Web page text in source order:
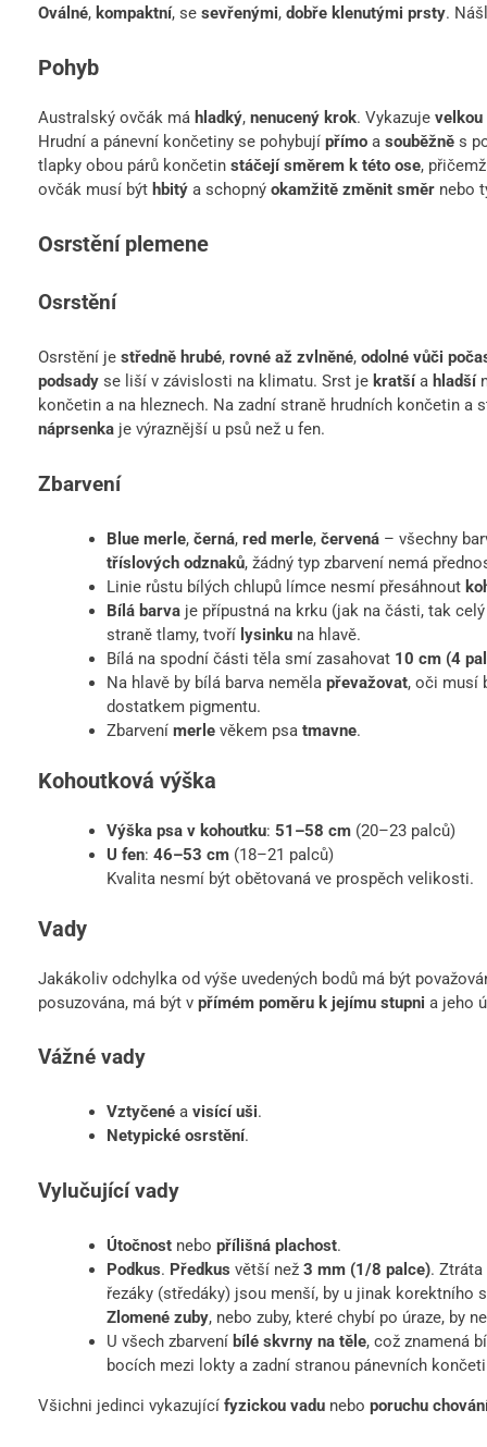
Oválné, kompaktní, se sevřenými, dobře klenutými prsty.
Pohyb
Australský ovčák má hladký, nenucený krok. Vykazuje velkou
Hrudní a pánevní končetiny se pohybují přímo a souběžně s
tlapky obou párů končetin stáčejí směrem k této ose,
ovčák musí být hbitý a schopný okamžitě změnit směr nebo
Osrstění plemene
Osrstění
Osrstění je středně hrubé, rovné až zvlněné, odolné vůči
podsady se liší v závislosti na klimatu. Srst je kratšía hladší
končetin a na hleznech. Na zadní straně hrudních končetin a
náprsenka je výraznější u psů než u fen.
Zbarvení
Blue merle, černá, red merle, červená– všechny
tříslových odznaků, žádný typ zbarvení nemá
Linie růstu bílých chlupů límce nesmí přesáhnout
Bílá barvaje přípustná na krku (jak na části, tak
straně tlamy, tvoří lysinkuna hlavě.
Bílá na spodní části těla smí zasahovat 10 cm (4
Na hlavě by bílá barva neměla převažovat, oči musí
dostatkem pigmentu.
Zbarvení merlevěkem psa tmavne.
Kohoutková výška
Výška psa v kohoutku: 51–58 cm(20–23 palců)
U fen: 46–53 cm(18–21 palců)
Kvalita nesmí být obětovaná ve prospěch velikosti.
Vady
Jakákoliv odchylka od výše uvedených bodů má být
posuzována, má být v přímém poměru k jejímu stupni a jeho
Vážné vady
Vztyčenéa visící uši.
Netypické osrstění.
Vylučující vady
Útočnostnebo přílišná plachost.
Podkus. Předkus větší než 3 mm (1/8 palce). Ztráta
řezáky (středáky) jsou menší, by u jinak korektního
Zlomené zuby, nebo zuby, které chybí po úraze, by
U všech zbarvení bílé skvrny na těle, což znamená
bocích mezi lokty a zadní stranou pánevních
Všichni jedinci vykazující fyzickou vadu nebo poruchu